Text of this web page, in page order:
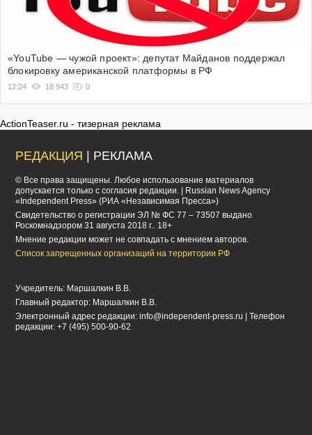
«YouTube — чужой проект»: депутат Майданов поддержал
блокировку американской платформы в РФ
12:24 18 943 0
ActionTeaser.ru - тизерная реклама
РЕДАКЦИЯ | РЕКЛАМА
© Все права защищены. Любое использование материалов
допускается только с согласия редакции. | Russian News Agency
«Independent Press» (РИА «Независимая Пресса»)
Cвидетельство о регистрации ЭЛ № ФС 77 – 73507 выдано
Роскомнадзором 31 августа 2018 г.. 18+
Мнение редакции может не совпадать с мнением авторов.
Список запрещенных организаций на территории РФ
Учредитель: Маршалкин В.В.
Главный редактор: Маршалкин В.В.
Электронный адрес редакции:info@independent-press.ru
| Телефон
редакции: +7 (495) 500-90-62